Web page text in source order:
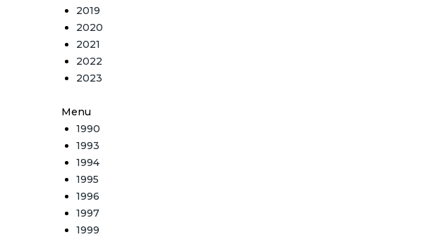
2019
2020
2021
2022
2023
Menu
1990
1993
1994
1995
1996
1997
1999